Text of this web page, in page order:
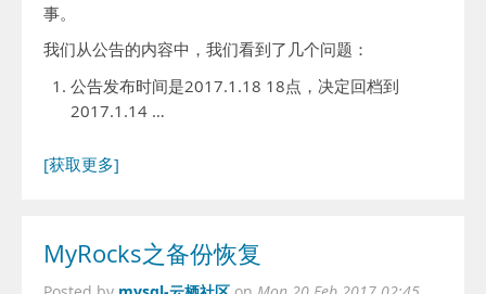
事。
我们从公告的内容中，我们看到了几个问题：
公告发布时间是2017.1.18 18点，决定回档到
2017.1.14 …
[获取更多]
MyRocks之备份恢复